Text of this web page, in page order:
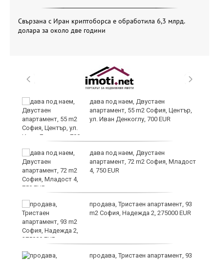
Свързана с Иран криптоборса е обработила 6,3 млрд.
долара за около две години
дава под наем, Двустаен
апартамент, 55 m2 София, Център,
ул. Иван Денкоглу, 700 EUR
дава под наем, Двустаен
апартамент, 72 m2 София, Младост
4, 750 EUR
продава, Тристаен апартамент, 93
m2 София, Надежда 2, 275000 EUR
продава, Тристаен апартамент, 93